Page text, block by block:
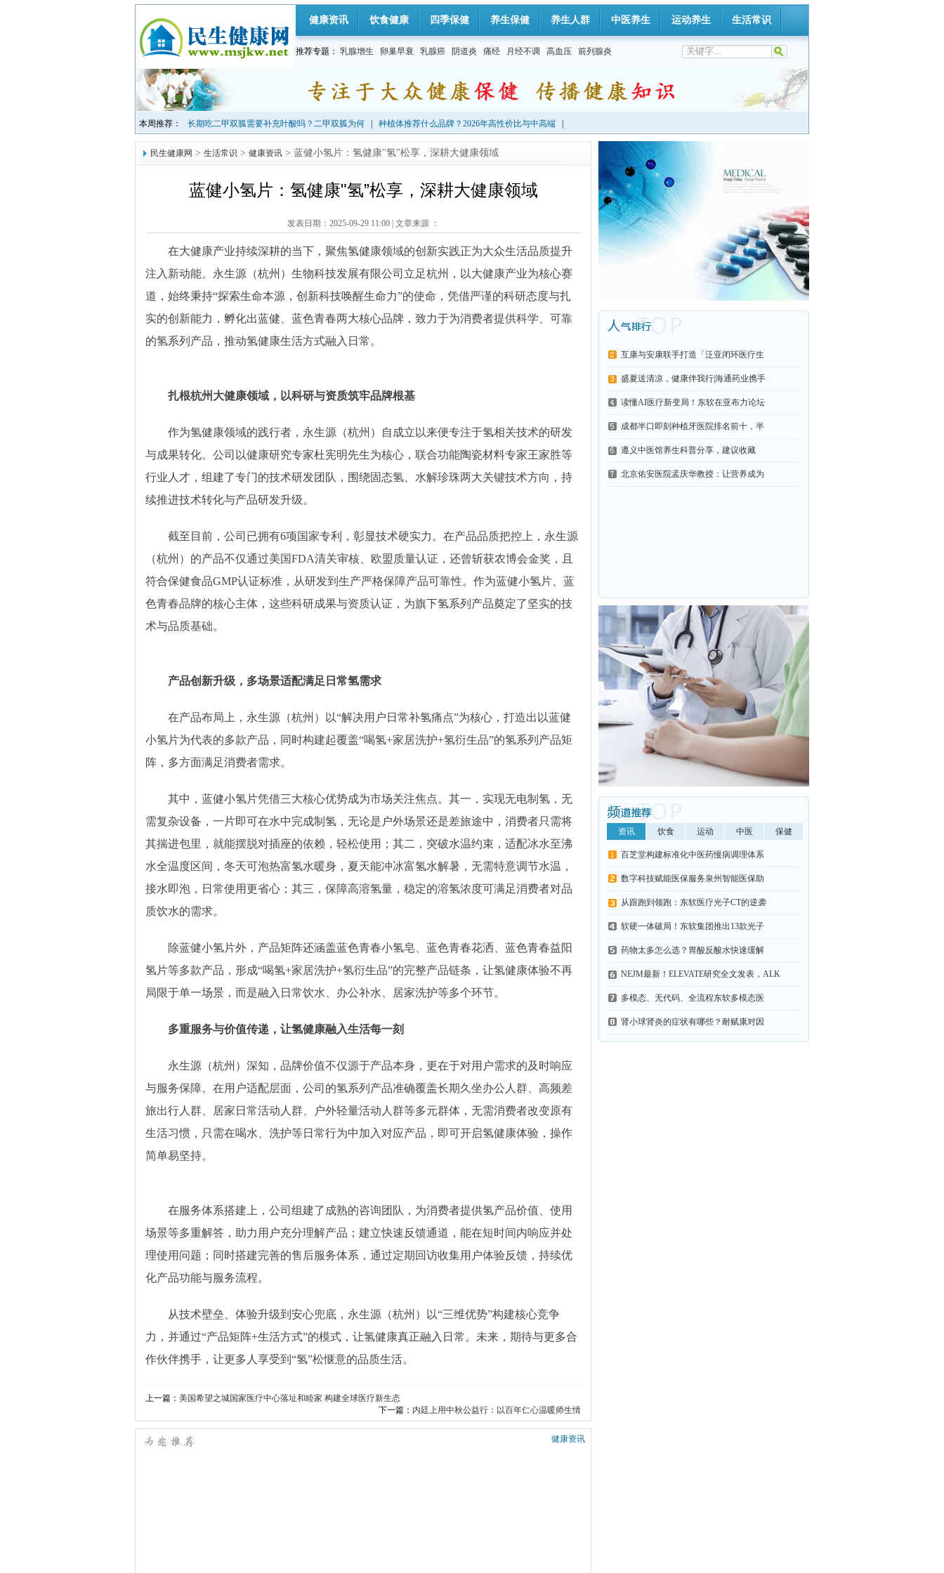
健康资讯 饮食健康 四季保健 养生保健 养生人群 中医养生 运动养生 生活常识
推荐专题： 乳腺增生 卵巢早衰 乳腺癌 阴道炎 痛经 月经不调 高血压 前列腺炎
本周推荐： 长期吃二甲双胍需要补充叶酸吗？二甲双胍为何 种植体推荐什么品牌？2026年高性价比与中高端
民生健康网 > 生活常识 > 健康资讯 > 蓝健小氢片：氢健康"氢”松享，深耕大健康领域
蓝健小氢片：氢健康"氢”松享，深耕大健康领域
发表日期：2025-09-29 11:00 文章来源 ：
在大健康产业持续深耕的当下，聚焦氢健康领域的创新实践正为大众生活品质提升
注入新动能。永生源（杭州）生物科技发展有限公司立足杭州，以大健康产业为核心赛
道，始终秉持“探索生命本源，创新科技唤醒生命力”的使命，凭借严谨的科研态度与扎
实的创新能力，孵化出蓝健、蓝色青春两大核心品牌，致力于为消费者提供科学、可靠
的氢系列产品，推动氢健康生活方式融入日常。
扎根杭州大健康领域，以科研与资质筑牢品牌根基
作为氢健康领域的践行者，永生源（杭州）自成立以来便专注于氢相关技术的研发
与成果转化。公司以健康研究专家杜宪明先生为核心，联合功能陶瓷材料专家王家胜等
行业人才，组建了专门的技术研发团队，围绕固态氢、水解珍珠两大关键技术方向，持
续推进技术转化与产品研发升级。
截至目前，公司已拥有6项国家专利，彰显技术硬实力。在产品品质把控上，永生源
（杭州）的产品不仅通过美国FDA清关审核、欧盟质量认证，还曾斩获农博会金奖，且
符合保健食品GMP认证标准，从研发到生产严格保障产品可靠性。作为蓝健小氢片、蓝
色青春品牌的核心主体，这些科研成果与资质认证，为旗下氢系列产品奠定了坚实的技
术与品质基础。
产品创新升级 ，多场景适配满足日常氢需求
在产品布局上，永生源（杭州）以“解决用户日常补氢痛点”为核心，打造出以蓝健
小氢片为代表的多款产品，同时构建起覆盖“喝氢+家居洗护+氢衍生品”的氢系列产品矩
阵，多方面满足消费者需求。
其中，蓝健小氢片凭借三大核心优势成为市场关注焦点。其一，实现无电制氢，无
需复杂设备，一片即可在水中完成制氢，无论是户外场景还是差旅途中，消费者只需将
其揣进包里，就能摆脱对插座的依赖，轻松使用；其二，突破水温约束，适配冰水至沸
水全温度区间，冬天可泡热富氢水暖身，夏天能冲冰富氢水解暑，无需特意调节水温，
接水即泡，日常使用更省心；其三，保障高溶氢量，稳定的溶氢浓度可满足消费者对品
质饮水的需求。
除蓝健小氢片外，产品矩阵还涵盖蓝色青春小氢皂、蓝色青春花洒、蓝色青春益阳
氢片等多款产品，形成“喝氢+家居洗护+氢衍生品”的完整产品链条，让氢健康体验不再
局限于单一场景，而是融入日常饮水、办公补水、居家洗护等多个环节。
多重服务与价值传递，让氢健康融入生活每一刻
永生源（杭州）深知，品牌价值不仅源于产品本身，更在于对用户需求的及时响应
与服务保障。在用户适配层面，公司的氢系列产品准确覆盖长期久坐办公人群、高频差
旅出行人群、居家日常活动人群、户外轻量活动人群等多元群体，无需消费者改变原有
生活习惯，只需在喝水、洗护等日常行为中加入对应产品，即可开启氢健康体验，操作
简单易坚持。
在服务体系搭建上，公司组建了成熟的咨询团队，为消费者提供氢产品价值、使用
场景等多重解答，助力用户充分理解产品；建立快速反馈通道，能在短时间内响应并处
理使用问题；同时搭建完善的售后服务体系，通过定期回访收集用户体验反馈，持续优
化产品功能与服务流程。
从技术壁垒、体验升级到安心兜底，永生源（杭州）以“三维优势”构建核心竞争
力，并通过“产品矩阵+生活方式”的模式，让氢健康真正融入日常。未来，期待与更多合
作伙伴携手，让更多人享受到“氢”松惬意的品质生活。
上一篇： 美国希望之城国家医疗中心落址和睦家 构建全球医疗新生态
下一篇： 内廷上用中秋公益行：以百年仁心温暖师生情
健康资讯
互康与安康联手打造「泛亚闭环医疗生
盛夏送清凉，健康伴我行|海通药业携手
读懂AI医疗新变局！东软在亚布力论坛
成都半口即刻种植牙医院排名前十，半
遵义中医馆养生科普分享，建议收藏
北京佑安医院孟庆华教授：让营养成为
资讯 饮食 运动 中医 保健
百芝堂构建标准化中医药慢病调理体系
数字科技赋能医保服务泉州智能医保助
从跟跑到领跑：东软医疗光子CT的逆袭
软硬一体破局！东软集团推出13款光子
药物太多怎么选？胃酸反酸水快速缓解
NEJM最新！ELEVATE研究全文发表，ALK
多模态、无代码、全流程东软多模态医
肾小球肾炎的症状有哪些？耐赋康对因